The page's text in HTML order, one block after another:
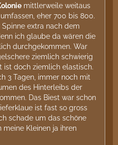
mittlerweile weitaus
eher 700 bis 800.
Spinne extra nach dem
ich glaube da wären die
durchgekommen. War
ziemlich schwierig
ist doch ziemlich elastisch.
3 Tagen, immer noch mit
des Hinterleibs der
Das Biest war schon
ist fast so gross
schade um das schöne
meine Kleinen ja ihren